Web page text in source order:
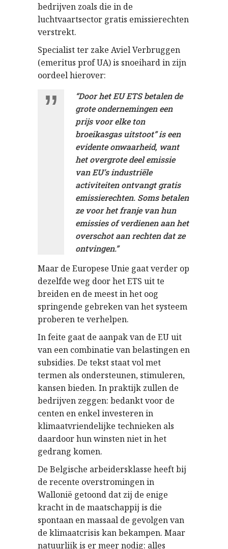
bedrijven zoals die in de
luchtvaartsector gratis emissierechten
verstrekt.
Specialist ter zake Aviel Verbruggen
(emeritus prof UA) is snoeihard in zijn
oordeel hierover:
“Door het EU ETS betalen de
grote ondernemingen een
prijs voor elke ton
broeikasgas uitstoot” is een
evidente onwaarheid, want
het overgrote deel emissie
van EU’s industriële
activiteiten ontvangt gratis
emissierechten. Soms betalen
ze voor het franje van hun
emissies of verdienen aan het
overschot aan rechten dat ze
ontvingen.”
Maar de Europese Unie gaat verder op
dezelfde weg door het ETS uit te
breiden en de meest in het oog
springende gebreken van het systeem
proberen te verhelpen.
In feite gaat de aanpak van de EU uit
van een combinatie van belastingen en
subsidies. De tekst staat vol met
termen als ondersteunen, stimuleren,
kansen bieden. In praktijk zullen de
bedrijven zeggen: bedankt voor de
centen en enkel investeren in
klimaatvriendelijke technieken als
daardoor hun winsten niet in het
gedrang komen.
De Belgische arbeidersklasse heeft bij
de recente overstromingen in
Wallonië getoond dat zij de enige
kracht in de maatschappij is die
spontaan en massaal de gevolgen van
de klimaatcrisis kan bekampen. Maar
natuurlijk is er meer nodig: alles